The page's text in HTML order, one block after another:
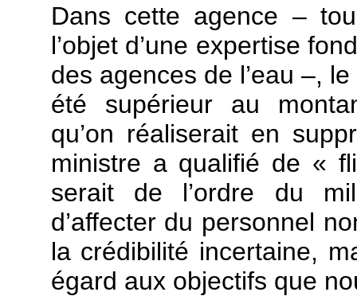
Dans cette agence –
l’objet d’une expertise
des agences de l’eau –,
été supérieur au
qu’on réaliserait en
ministre a qualifié de «
serait de l’ordre du
d’affecter du personnel
la crédibilité incertaine,
égard aux objectifs que